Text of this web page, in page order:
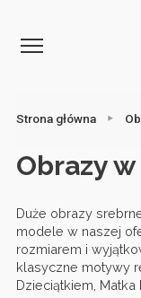
Strona główna
Obrazy
Duże obrazy
modele w naszej
rozmiarem i
klasyczne motywy
Dzieciątkiem,